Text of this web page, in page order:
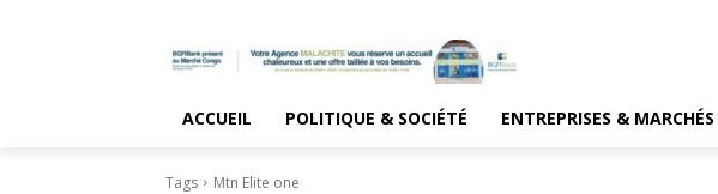
ACCUEIL POLITIQUE & SOCIÉTÉ ENTREPRISES & MARCHÉS
Tags Mtn Elite one